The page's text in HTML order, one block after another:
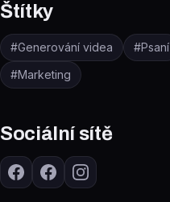
Štítky
#Generování videa #Psaní
#Marketing
Sociální sítě